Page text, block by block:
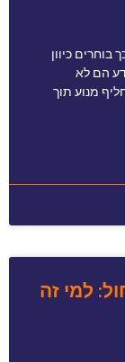
בוחרים כיוון
הם לא
מנוע תוך
למי זה